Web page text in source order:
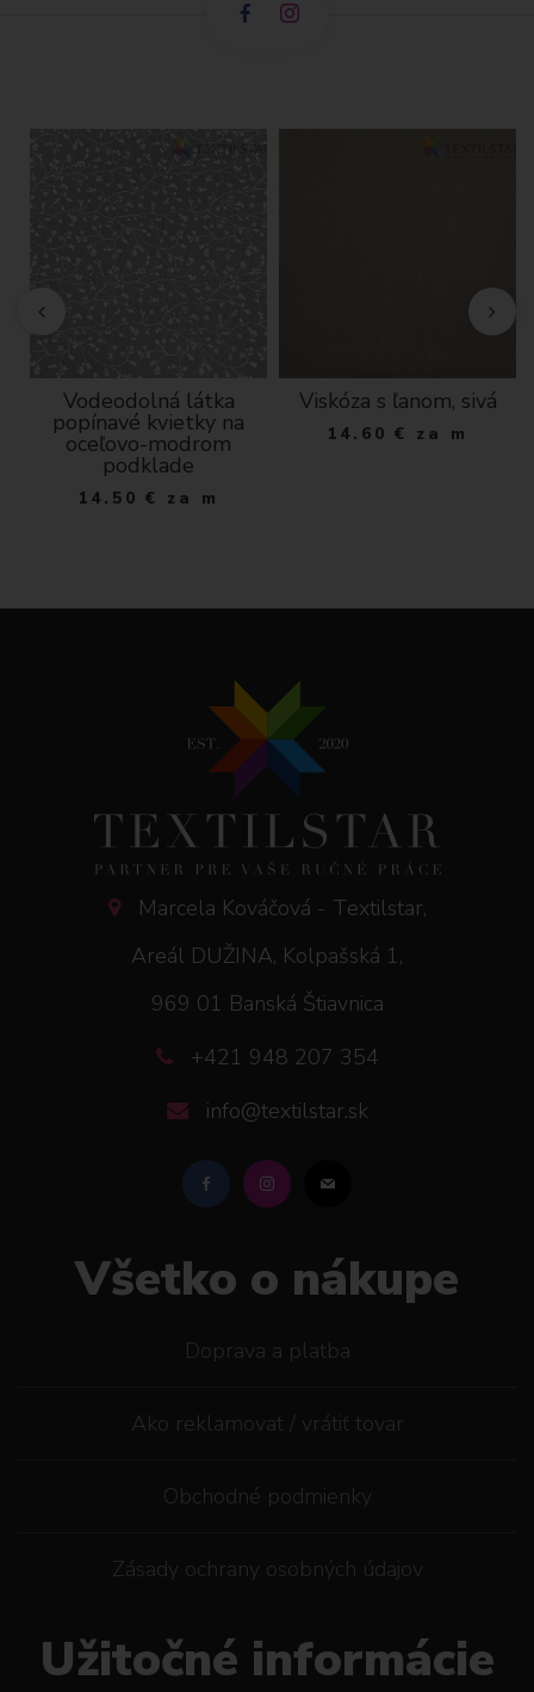
Vodeodolná látka
popínavé kvietky na
oceľovo-modrom
podklade
14.50 € za m
Viskóza s ľanom, sivá
14.60 € za m
Marcela Kováčová - Textilstar,
Areál DUŽINA, Kolpašská 1,
969 01 Banská Štiavnica
+421 948 207 354
info@textilstar.sk
Všetko o nákupe
Doprava a platba
Ako reklamovat / vrátiť tovar
Obchodné podmienky
Zásady ochrany osobných údajov
Užitočné informácie